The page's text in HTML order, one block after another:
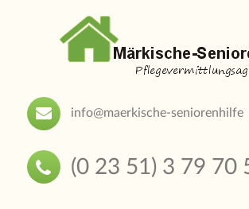
info@maerkische-seniorenhilfe
(0 23 51) 3 79 70